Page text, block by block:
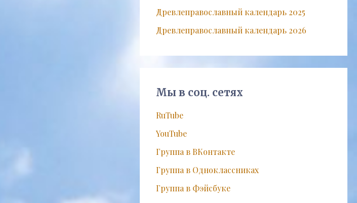
Древлеправославный календарь 2025
Древлеправославный календарь 2026
Мы в соц. сетях
RuTube
YouTube
Группа в ВКонтакте
Группа в Одноклассниках
Группа в Фэйсбуке